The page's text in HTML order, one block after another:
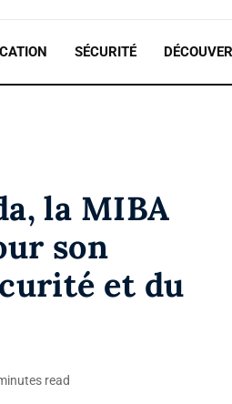
SÉCURITÉ
la MIBA
son
et du
read